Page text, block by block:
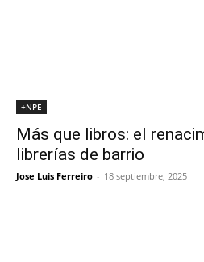
+NPE
Más que libros: el
librerías de barrio
Jose Luis Ferreiro - 18 septiembre, 2025